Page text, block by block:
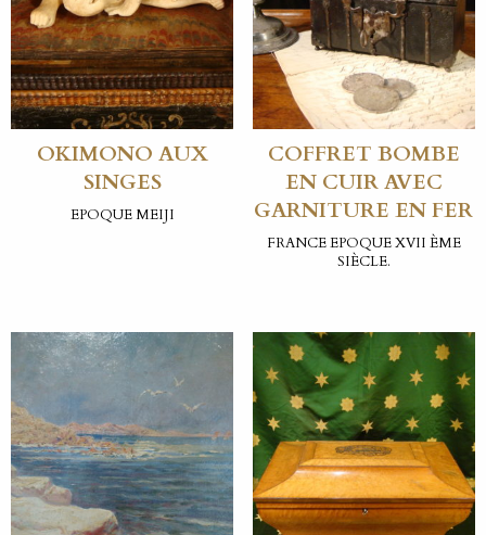
OKIMONO AUX
SINGES
EPOQUE MEIJI
COFFRET BOMBE
EN CUIR AVEC
GARNITURE EN FER
FRANCE EPOQUE XVII ÈME
SIÈCLE.